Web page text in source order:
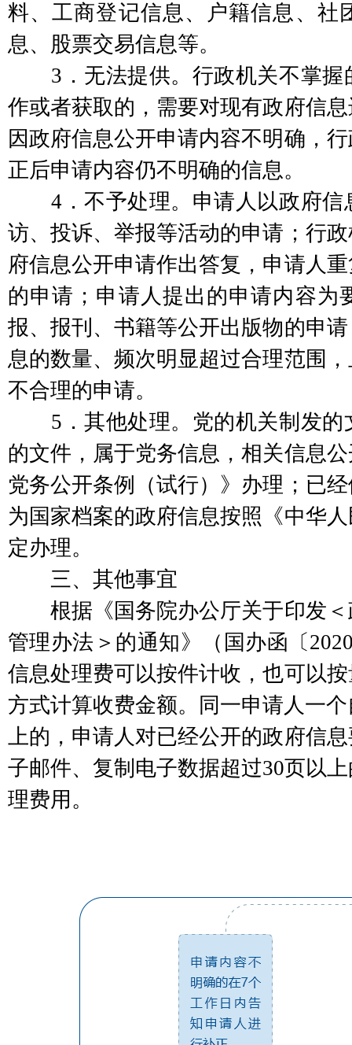
料、工商登记信息、户籍信息、社
息、股票交易信息等。
3．无法提供。行政机关不掌握
作或者获取的，需要对现有政府信
因政府信息公开申请内容不明确，
正后申请内容仍不明确的信息。
4．不予处理。申请人以政府信
访、投诉、举报等活动的申请；行
府信息公开申请作出答复，申请人
的申请；申请人提出的申请内容为
报、报刊、书籍等公开出版物的申
息的数量、频次明显超过合理范围
不合理的申请。
5．其他处理。党的机关制发的
的文件，属于党务信息，相关信息
党务公开条例（试行）》办理；已
为国家档案的政府信息按照《中华
定办理。
三、其他事宜
根据《国务院办公厅关于印发＜
管理办法＞的通知》（国办函〔
信息处理费可以按件计收，也可以
方式计算收费金额。同一申请人一
上的，申请人对已经公开的政府信
子邮件、复制电子数据超过30页以
理费用。